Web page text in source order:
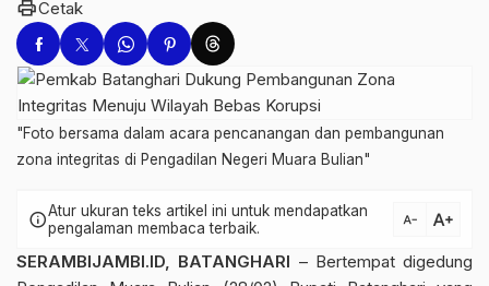
printCetak
"Foto bersama dalam acara pencanangan dan pembangunan
zona integritas di Pengadilan Negeri Muara Bulian"
infoAtur ukuran teks artikel ini untuk mendapatkan
pengalaman membaca terbaik.
text_decrease text_increase
SERAMBIJAMBI.ID, BATANGHARI – Bertempat digedung